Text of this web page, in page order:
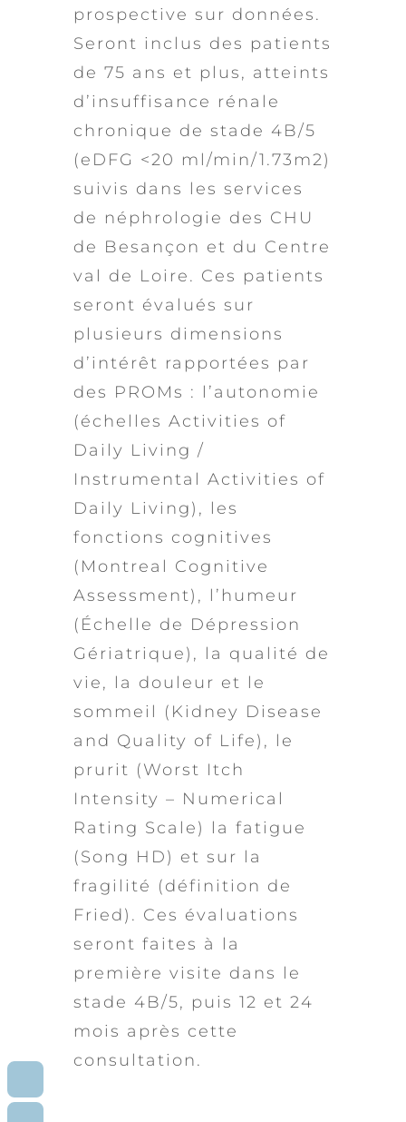
prospective sur données.
Seront inclus des patients
de 75 ans et plus, atteints
d’insuffisance rénale
chronique de stade 4B/5
(eDFG <20 ml/min/1.73m2)
suivis dans les services
de néphrologie des CHU
de Besançon et du Centre
val de Loire. Ces patients
seront évalués sur
plusieurs dimensions
d’intérêt rapportées par
des PROMs : l’autonomie
(échelles Activities of
Daily Living /
Instrumental Activities of
Daily Living), les
fonctions cognitives
(Montreal Cognitive
Assessment), l’humeur
(Échelle de Dépression
Gériatrique), la qualité de
vie, la douleur et le
sommeil (Kidney Disease
and Quality of Life), le
prurit (Worst Itch
Intensity – Numerical
Rating Scale) la fatigue
(Song HD) et sur la
fragilité (définition de
Fried). Ces évaluations
seront faites à la
première visite dans le
stade 4B/5, puis 12 et 24
mois après cette
consultation.